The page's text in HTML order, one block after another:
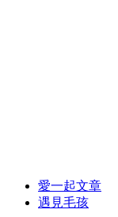
愛一起文章
遇見毛孩